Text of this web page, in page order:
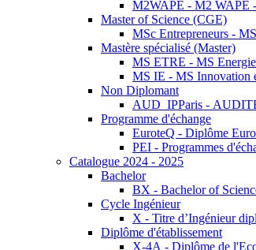
M2WAPE - M2 WAPE
Master of Science (CGE)
MSc Entrepreneurs -
Mastère spécialisé (Master)
MS ETRE - MS
MS IE - MS Innovation
Non Diplomant
AUD_IPParis -
Programme d'échange
EuroteQ - Diplôme
PEI - Programmes
Catalogue 2024 - 2025
Bachelor
BX - Bachelor of
Cycle Ingénieur
X - Titre d’Ingénieur
Diplôme d'établissement
X-4A - Diplôme de